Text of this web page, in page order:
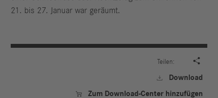
21. bis 27. Januar war geräumt.
Teilen: 
 Download
 Zum Download-Center hinzufügen